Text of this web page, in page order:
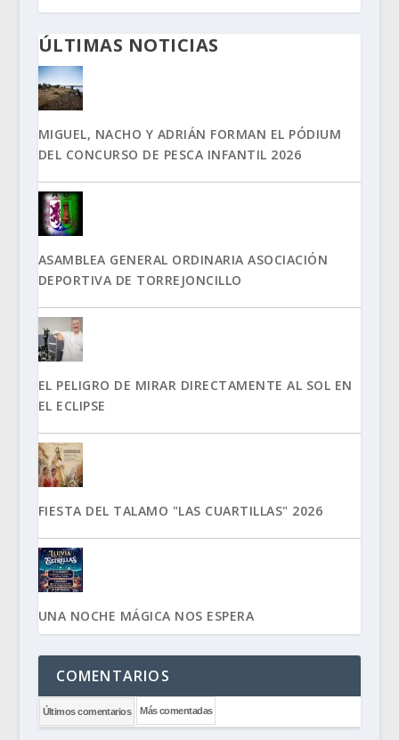
ÚLTIMAS NOTICIAS
MIGUEL, NACHO Y ADRIÁN FORMAN EL PÓDIUM
DEL CONCURSO DE PESCA INFANTIL 2026
ASAMBLEA GENERAL ORDINARIA ASOCIACIÓN
DEPORTIVA DE TORREJONCILLO
EL PELIGRO DE MIRAR DIRECTAMENTE AL SOL EN
EL ECLIPSE
FIESTA DEL TALAMO "LAS CUARTILLAS" 2026
UNA NOCHE MÁGICA NOS ESPERA
COMENTARIOS
Últimos comentarios Más comentadas